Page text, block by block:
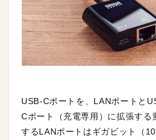
USB-Cポートを、LANポートと
Cポート（充電専用）に拡張する
するLANポートはギガビット（